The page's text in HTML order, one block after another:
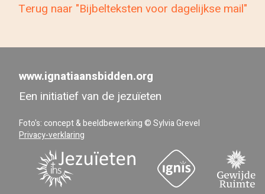
Terug naar "Bijbelteksten voor dagelijkse mail"
www.ignatiaansbidden.org
Een initiatief van de jezuïeten
Foto's: concept & beeldbewerking © Sylvia Grevel
Privacy-verklaring